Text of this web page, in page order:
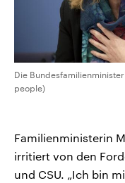
Die
people)
Familienministerin
irritiert von den
und CSU. „Ich bin